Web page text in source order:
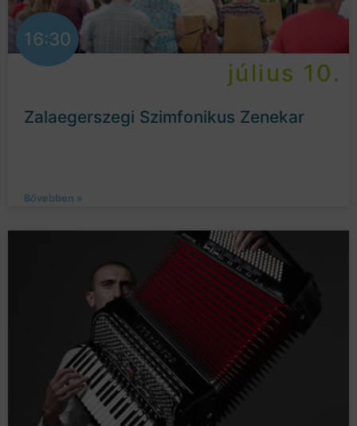
16:30
július 10.
Zalaegerszegi Szimfonikus Zenekar
Bővebben »